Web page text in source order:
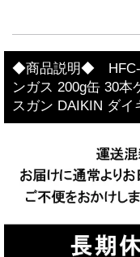
◆商品説明◆ HFC-
ンガス 200g缶 30
スガン DAIKIN ダイ